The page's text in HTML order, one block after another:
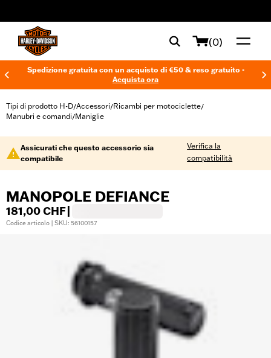
(0)
Spedizione gratuita con un acquisto di €50 & reso gratuito -
Acquista ora
Tipi di prodotto H-D/Accessori/Ricambi per motociclette/
Manubri e comandi/Maniglie
Assicurati che questo accessorio sia
compatibile
Verifica la
compatibilità
MANOPOLE DEFIANCE
181,00 CHF
Codice articolo | SKU: 56100157